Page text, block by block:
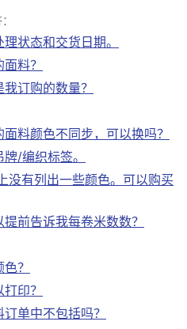
状态和交货日期。
料？
订购的数量？
料颜色不同步，可以换吗？
/编织标签。
没有列出一些颜色。可以购买
前告诉我每卷米数数？
？
印？
单中不包括吗？